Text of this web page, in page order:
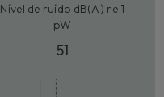
Nível de ruído dB(A) re 1
pW
51